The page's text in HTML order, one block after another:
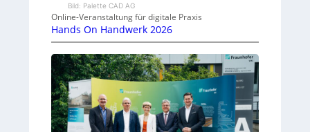
Bild: Palette CAD AG
Online-Veranstaltung für digitale Praxis
Hands On Handwerk 2026